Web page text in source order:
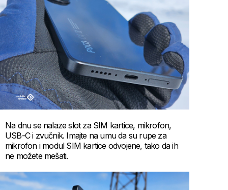
Na dnu se nalaze slot za SIM kartice, mikrofon,
USB-C i zvučnik. Imajte na umu da su rupe za
mikrofon i modul SIM kartice odvojene, tako da ih
ne možete mešati.